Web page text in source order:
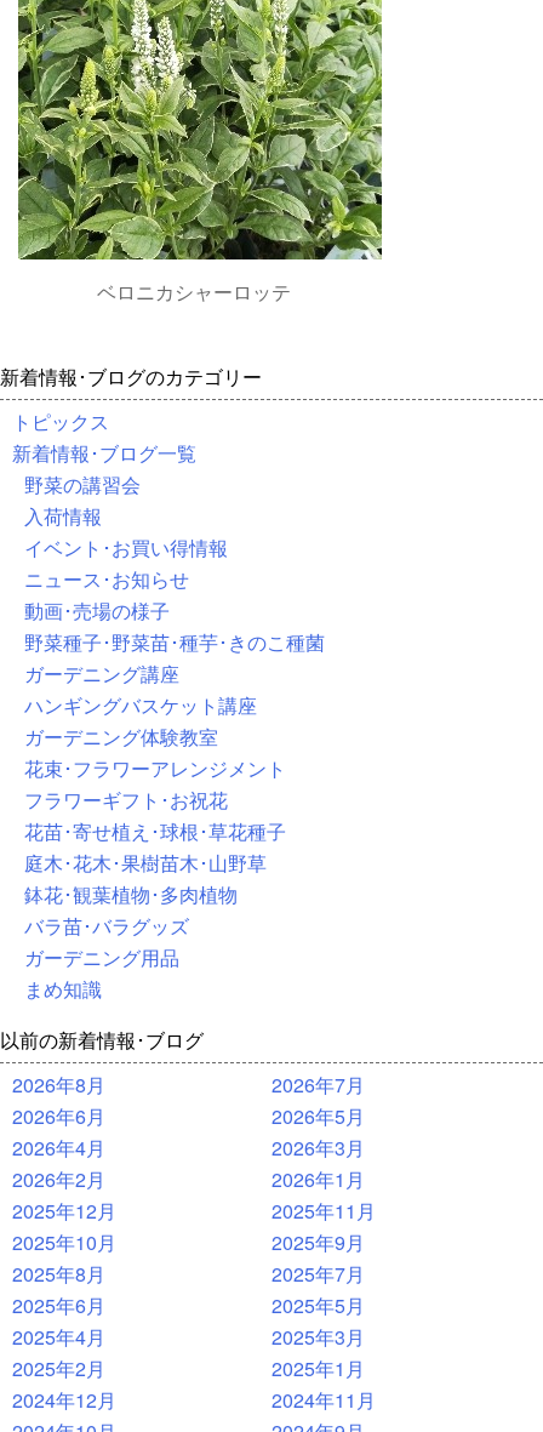
ベロニカシャーロッテ
新着情報･ブログのカテゴリー
トピックス
新着情報･ブログ一覧
野菜の講習会
入荷情報
イベント･お買い得情報
ニュース･お知らせ
動画･売場の様子
野菜種子･野菜苗･種芋･きのこ種菌
ガーデニング講座
ハンギングバスケット講座
ガーデニング体験教室
花束･フラワーアレンジメント
フラワーギフト･お祝花
花苗･寄せ植え･球根･草花種子
庭木･花木･果樹苗木･山野草
鉢花･観葉植物･多肉植物
バラ苗･バラグッズ
ガーデニング用品
まめ知識
以前の新着情報･ブログ
2026年8月
2026年7月
2026年6月
2026年5月
2026年4月
2026年3月
2026年2月
2026年1月
2025年12月
2025年11月
2025年10月
2025年9月
2025年8月
2025年7月
2025年6月
2025年5月
2025年4月
2025年3月
2025年2月
2025年1月
2024年12月
2024年11月